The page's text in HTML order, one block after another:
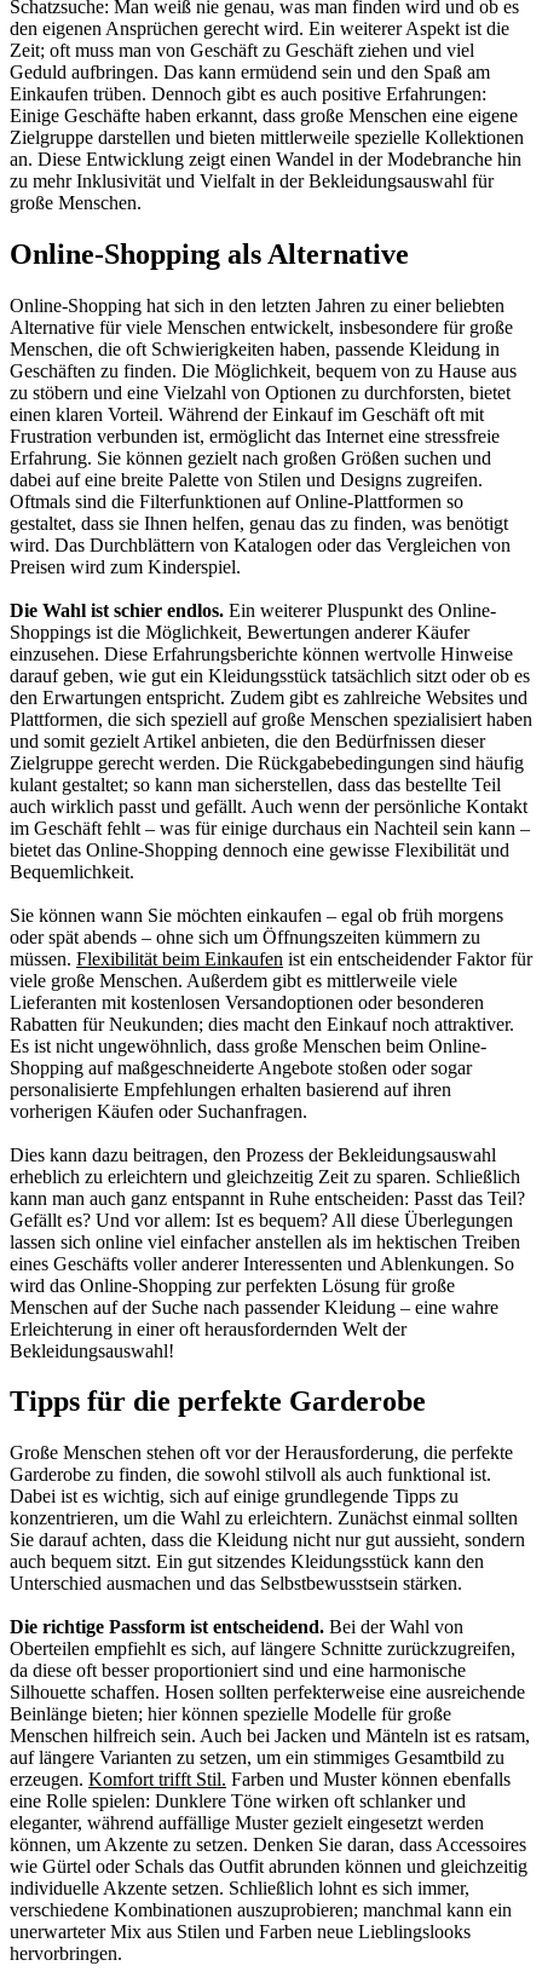
Schatzsuche: Man weiß nie genau, was man finden wird und ob es
den eigenen Ansprüchen gerecht wird. Ein weiterer Aspekt ist die
Zeit; oft muss man von Geschäft zu Geschäft ziehen und viel
Geduld aufbringen. Das kann ermüdend sein und den Spaß am
Einkaufen trüben. Dennoch gibt es auch positive Erfahrungen:
Einige Geschäfte haben erkannt, dass große Menschen eine eigene
Zielgruppe darstellen und bieten mittlerweile spezielle Kollektionen
an. Diese Entwicklung zeigt einen Wandel in der Modebranche hin
zu mehr Inklusivität und Vielfalt in der Bekleidungsauswahl für
große Menschen.
Online-Shopping als Alternative
Online-Shopping hat sich in den letzten Jahren zu einer beliebten
Alternative für viele Menschen entwickelt, insbesondere für große
Menschen, die oft Schwierigkeiten haben, passende Kleidung in
Geschäften zu finden. Die Möglichkeit, bequem von zu Hause aus
zu stöbern und eine Vielzahl von Optionen zu durchforsten, bietet
einen klaren Vorteil. Während der Einkauf im Geschäft oft mit
Frustration verbunden ist, ermöglicht das Internet eine stressfreie
Erfahrung. Sie können gezielt nach großen Größen suchen und
dabei auf eine breite Palette von Stilen und Designs zugreifen.
Oftmals sind die Filterfunktionen auf Online-Plattformen so
gestaltet, dass sie Ihnen helfen, genau das zu finden, was benötigt
wird. Das Durchblättern von Katalogen oder das Vergleichen von
Preisen wird zum Kinderspiel.
Die Wahl ist schier endlos. Ein weiterer Pluspunkt des Online-
Shoppings ist die Möglichkeit, Bewertungen anderer Käufer
einzusehen. Diese Erfahrungsberichte können wertvolle Hinweise
darauf geben, wie gut ein Kleidungsstück tatsächlich sitzt oder ob es
den Erwartungen entspricht. Zudem gibt es zahlreiche Websites und
Plattformen, die sich speziell auf große Menschen spezialisiert haben
und somit gezielt Artikel anbieten, die den Bedürfnissen dieser
Zielgruppe gerecht werden. Die Rückgabebedingungen sind häufig
kulant gestaltet; so kann man sicherstellen, dass das bestellte Teil
auch wirklich passt und gefällt. Auch wenn der persönliche Kontakt
im Geschäft fehlt – was für einige durchaus ein Nachteil sein kann –
bietet das Online-Shopping dennoch eine gewisse Flexibilität und
Bequemlichkeit.
Sie können wann Sie möchten einkaufen – egal ob früh morgens
oder spät abends – ohne sich um Öffnungszeiten kümmern zu
müssen. Flexibilität beim Einkaufen ist ein entscheidender Faktor für
viele große Menschen. Außerdem gibt es mittlerweile viele
Lieferanten mit kostenlosen Versandoptionen oder besonderen
Rabatten für Neukunden; dies macht den Einkauf noch attraktiver.
Es ist nicht ungewöhnlich, dass große Menschen beim Online-
Shopping auf maßgeschneiderte Angebote stoßen oder sogar
personalisierte Empfehlungen erhalten basierend auf ihren
vorherigen Käufen oder Suchanfragen.
Dies kann dazu beitragen, den Prozess der Bekleidungsauswahl
erheblich zu erleichtern und gleichzeitig Zeit zu sparen. Schließlich
kann man auch ganz entspannt in Ruhe entscheiden: Passt das Teil?
Gefällt es? Und vor allem: Ist es bequem? All diese Überlegungen
lassen sich online viel einfacher anstellen als im hektischen Treiben
eines Geschäfts voller anderer Interessenten und Ablenkungen. So
wird das Online-Shopping zur perfekten Lösung für große
Menschen auf der Suche nach passender Kleidung – eine wahre
Erleichterung in einer oft herausfordernden Welt der
Bekleidungsauswahl!
Tipps für die perfekte Garderobe
Große Menschen stehen oft vor der Herausforderung, die perfekte
Garderobe zu finden, die sowohl stilvoll als auch funktional ist.
Dabei ist es wichtig, sich auf einige grundlegende Tipps zu
konzentrieren, um die Wahl zu erleichtern. Zunächst einmal sollten
Sie darauf achten, dass die Kleidung nicht nur gut aussieht, sondern
auch bequem sitzt. Ein gut sitzendes Kleidungsstück kann den
Unterschied ausmachen und das Selbstbewusstsein stärken.
Die richtige Passform ist entscheidend. Bei der Wahl von
Oberteilen empfiehlt es sich, auf längere Schnitte zurückzugreifen,
da diese oft besser proportioniert sind und eine harmonische
Silhouette schaffen. Hosen sollten perfekterweise eine ausreichende
Beinlänge bieten; hier können spezielle Modelle für große
Menschen hilfreich sein. Auch bei Jacken und Mänteln ist es ratsam,
auf längere Varianten zu setzen, um ein stimmiges Gesamtbild zu
erzeugen. Komfort trifft Stil. Farben und Muster können ebenfalls
eine Rolle spielen: Dunklere Töne wirken oft schlanker und
eleganter, während auffällige Muster gezielt eingesetzt werden
können, um Akzente zu setzen. Denken Sie daran, dass Accessoires
wie Gürtel oder Schals das Outfit abrunden können und gleichzeitig
individuelle Akzente setzen. Schließlich lohnt es sich immer,
verschiedene Kombinationen auszuprobieren; manchmal kann ein
unerwarteter Mix aus Stilen und Farben neue Lieblingslooks
hervorbringen.